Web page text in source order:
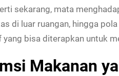
sekarang, mata
di luar ruangan, hingga
bisa diterapkan untuk
Makanan